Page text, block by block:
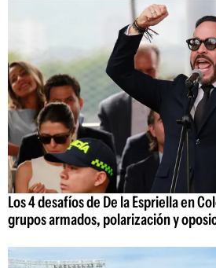
Los 4 desafíos de De la Espriella en
grupos armados, polarización y